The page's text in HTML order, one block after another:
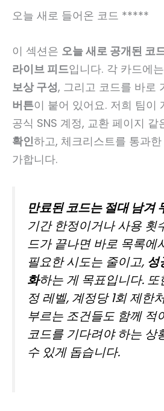
오늘 새로 들어온 코드 *****
이 섹션은 오늘 새로 공개된 코
라이브 피드입니다. 각 카드에는
보상 구성, 그리고 코드를 바로
버튼이 붙어 있어요. 저희 팀이
공식 SNS 계정, 교환 페이지 같
확인하고, 체크리스트를 통과
가합니다.
만료된 코드는 절대 남겨
기간 한정이거나 사용 횟
드가 끝나면 바로 목록에
필요한 시도는 줄이고, 성
화하는 게 목표입니다. 또
정 레벨, 계정당 1회 제한
부르는 조건들도 함께 적
코드를 기다려야 하는 상
수 있게 돕습니다.